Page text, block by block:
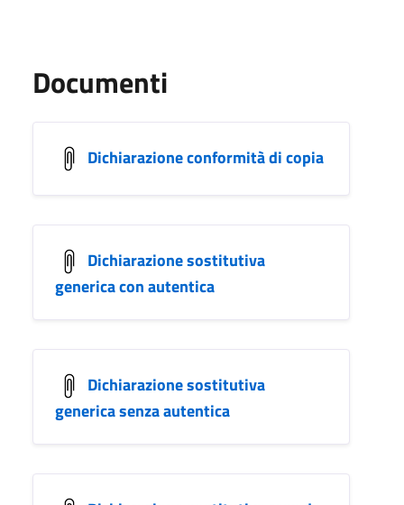
Documenti
Dichiarazione conformità di copia
Dichiarazione sostitutiva
generica con autentica
Dichiarazione sostitutiva
generica senza autentica